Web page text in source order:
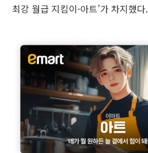
최강 월급 지킴이-아트’가 차지했다.